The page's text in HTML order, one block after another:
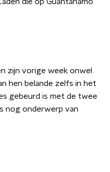
zijn vorige week onwel
hen belande zelfs in het
gebeurd is met de twee
nog onderwerp van